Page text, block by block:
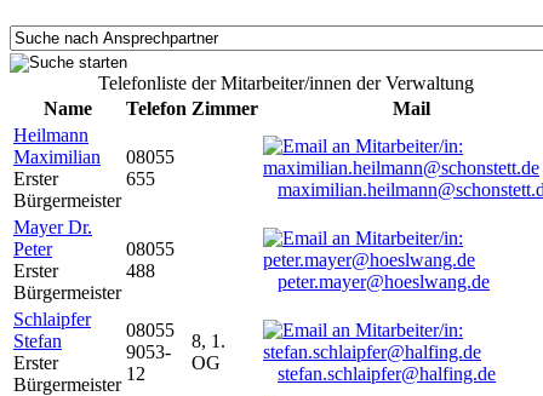
Telefonliste der Mitarbeiter/innen der Verwaltung
Name
Telefon Zimmer
Mail
Heilmann
Maximilian
Erster
Bürgermeister
08055
655
Mayer Dr.
Peter
Erster
Bürgermeister
08055
488
peter.mayer@hoeslwang.de
Schlaipfer
Stefan
Erster
Bürgermeister
08055
9053-
12
8, 1.
OG
stefan.schlaipfer@halfing.de